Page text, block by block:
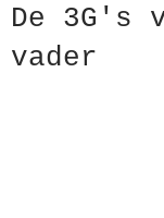
De 3G's
vader